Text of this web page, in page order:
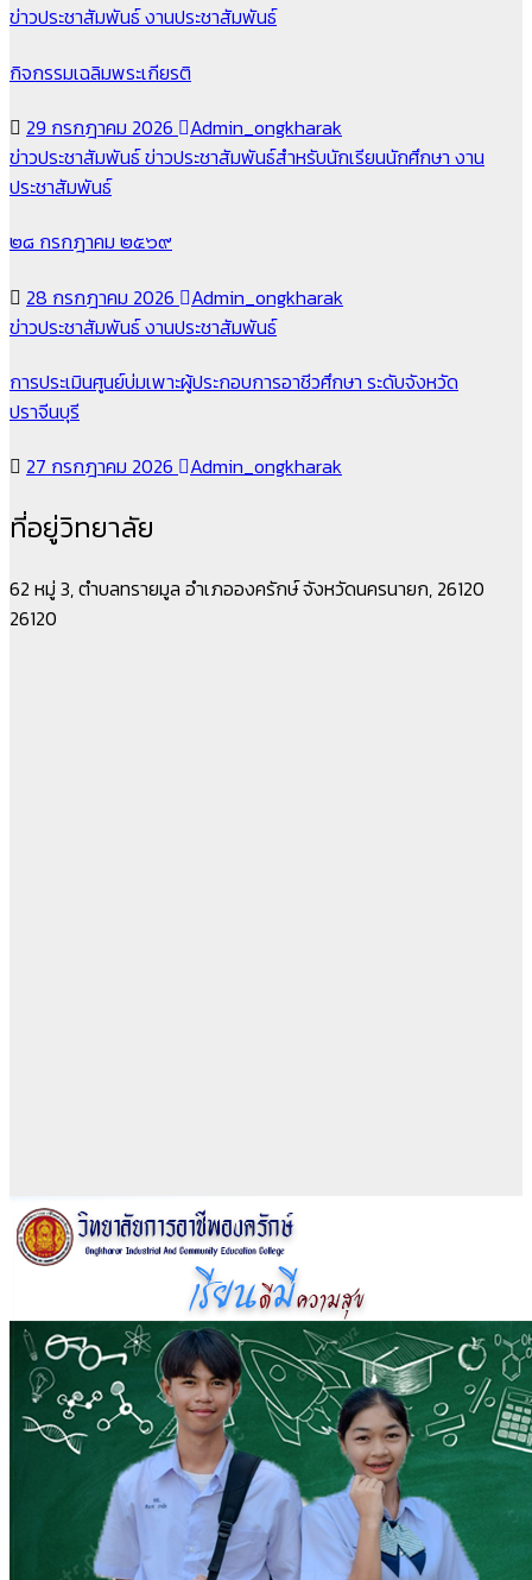
ข่าวประชาสัมพันธ์งานประชาสัมพันธ์
กิจกรรมเฉลิมพระเกียรติ
29 กรกฎาคม 2026
Admin_ongkharak
ข่าวประชาสัมพันธ์ข่าวประชาสัมพันธ์สำหรับนักเรียนนักศึกษา งาน
ประชาสัมพันธ์
๒๘ กรกฎาคม ๒๕๖๙
28 กรกฎาคม 2026
Admin_ongkharak
ข่าวประชาสัมพันธ์งานประชาสัมพันธ์
การประเมินศูนย์บ่มเพาะผู้ประกอบการอาชีวศึกษา ระดับจังหวัด
ปราจีนบุรี
27 กรกฎาคม 2026
Admin_ongkharak
ที่อยู่วิทยาลัย
62 หมู่ 3, ตำบลทรายมูล อำเภอองครักษ์ จังหวัดนครนายก, 26120
26120